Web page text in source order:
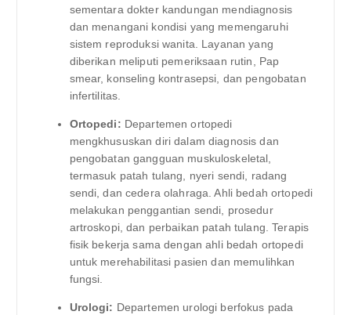
sementara dokter kandungan mendiagnosis
dan menangani kondisi yang memengaruhi
sistem reproduksi wanita. Layanan yang
diberikan meliputi pemeriksaan rutin, Pap
smear, konseling kontrasepsi, dan pengobatan
infertilitas.
Ortopedi: Departemen ortopedi
mengkhususkan diri dalam diagnosis dan
pengobatan gangguan muskuloskeletal,
termasuk patah tulang, nyeri sendi, radang
sendi, dan cedera olahraga. Ahli bedah ortopedi
melakukan penggantian sendi, prosedur
artroskopi, dan perbaikan patah tulang. Terapis
fisik bekerja sama dengan ahli bedah ortopedi
untuk merehabilitasi pasien dan memulihkan
fungsi.
Urologi: Departemen urologi berfokus pada